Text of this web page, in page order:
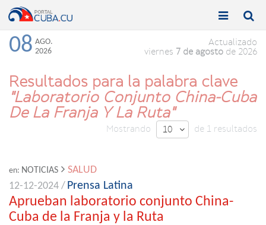
Toggle

Toggle

08 AGO.
2026
Actualizado
viernes 7 de agosto de 2026
Resultados para la palabra clave
"Laboratorio Conjunto China-Cuba
De La Franja Y La Ruta"
Mostrando 10  de 1 resultados
en: NOTICIAS
SALUD
12-12-2024 / Prensa Latina
Aprueban laboratorio conjunto China-
Cuba de la Franja y la Ruta